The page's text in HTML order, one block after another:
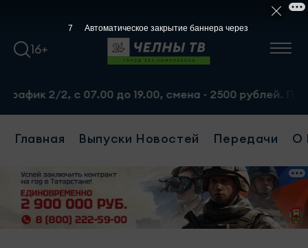
16+
2/2, с 07.00 до 19.00, смена - 2500 рублей. Пр-т
Главная Выпуски Новостей Передачи О
7 Автоматическое закрытие баннера через